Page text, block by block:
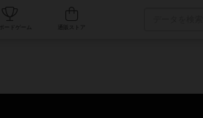
人気ボードゲーム